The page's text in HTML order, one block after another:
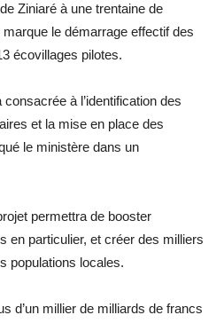
Ziniaré à une trentaine de
le démarrage effectif des
écovillages pilotes.
à l’identification des
et la mise en place des
le ministère dans un
permettra de booster
en particulier, et créer des milliers
populations locales.
d’un millier de milliards de francs